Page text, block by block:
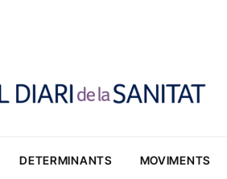
DETERMINANTS MOVIMENTS